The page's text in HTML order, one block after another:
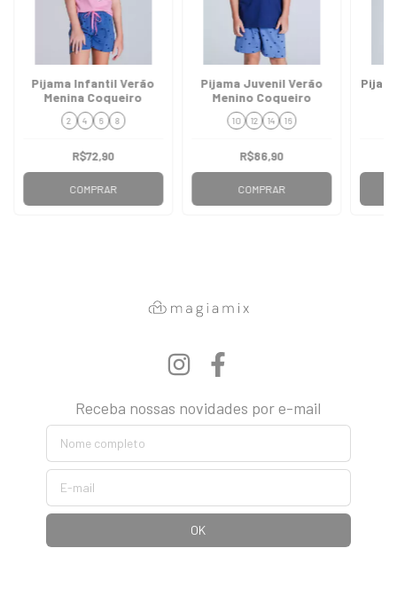
Pijama Infantil Verão
Menina Coqueiro
2 4 6 8
R$72,90
COMPRAR
Pijama Juvenil Verão
Menino Coqueiro
10 12 14 16
R$86,90
COMPRAR
Receba nossas novidades por e-mail